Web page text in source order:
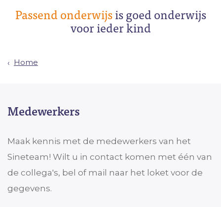
Passend onderwijsis goed onderwijs
voor ieder kind
Home
Medewerkers
Maak kennis met de medewerkers van het
Sineteam! Wilt u in contact komen met één van
de collega's, bel of mail naar het loket voor de
gegevens.